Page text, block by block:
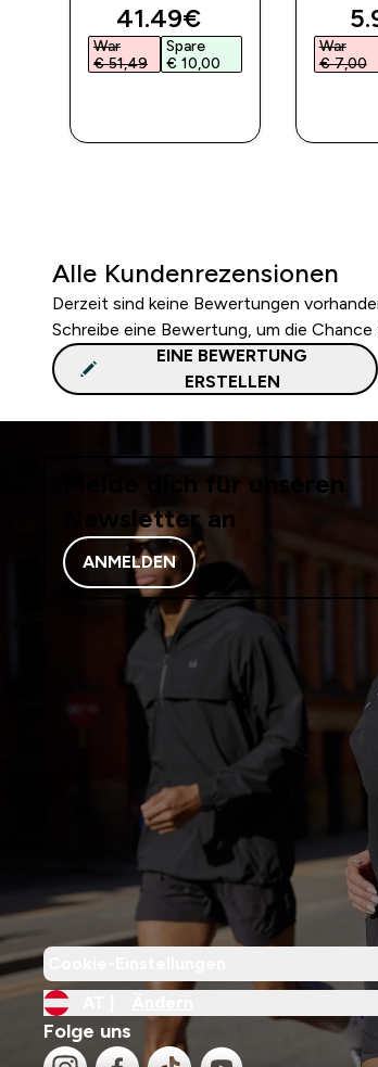
discounted price
41.49€‎
War
€ 51,49‎
Spare
€ 10,00‎
War
€ 7,00‎
Alle Kundenrezensionen
Derzeit sind keine Bewertungen
Schreibe eine Bewertung, um die
EINE BEWERTUNG
ERSTELLEN
Melde dich für unseren
Newsletter an
ANMELDEN
Folge uns